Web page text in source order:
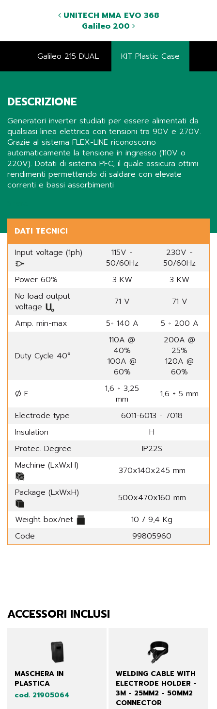
UNITECH MMA EVO 368
Galileo 200
Galileo 215 DUAL KIT Plastic Case
DESCRIZIONE
Generatori inverter studiati per essere alimentati da
qualsiasi linea elettrica con tensioni tra 90V e 270V.
Grazie al sistema FLEX-LINE riconoscono
automaticamente la tensione in ingresso (110V o
220V). Dotati di sistema PFC, il quale assicura ottimi
rendimenti permettendo di saldare con elevate
correnti e bassi assorbimenti
DATI TECNICI
Input voltage (1ph)
115V -
50/60Hz
230V -
50/60Hz
Power 60%
3 KW
3 KW
No load output
voltage
71 V
71 V
Amp. min-max
5÷ 140 A 5 ÷ 200 A
Duty Cycle 40°
110A @
40%
100A @
60%
200A @
25%
120A @
60%
Ø E
1,6 ÷ 3,25
mm
1,6 ÷ 5 mm
Electrode type
6011-6013 - 7018
Insulation
H
Protec. Degree
IP22S
Machine (LxWxH)
370x140x245 mm
Package (LxWxH)
500x470x160 mm
Weight box/net
10 / 9,4 Kg
Code
99805960
ACCESSORI INCLUSI
MASCHERA IN
PLASTICA
cod. 21905064
WELDING CABLE WITH
ELECTRODE HOLDER -
3M - 25MM2 - 50MM2
CONNECTOR